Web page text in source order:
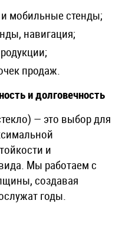
мобильные стенды;
навигация;
продаж.
и долговечность
— это выбор для
и
Мы работаем с
создавая
годы.